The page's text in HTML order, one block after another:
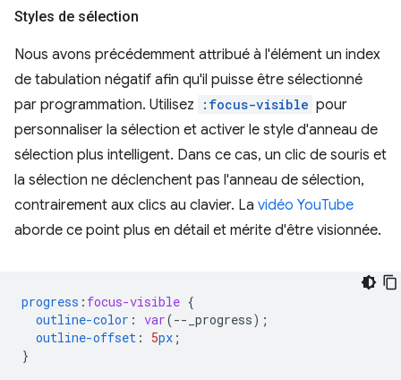
Styles de sélection
Nous avons précédemment attribué à l'élément un index
de tabulation négatif afin qu'il puisse être sélectionné
par programmation. Utilisez
:focus-visible pour
personnaliser la sélection et activer le style d'anneau de
sélection plus intelligent. Dans ce cas, un clic de souris et
la sélection ne déclenchent pas l'anneau de sélection,
contrairement aux clics au clavier. La vidéo YouTube
aborde ce point plus en détail et mérite d'être visionnée.
progress : focus-visible {
outline-color : var(-- _progress);
outline-offset : 5px ;
}